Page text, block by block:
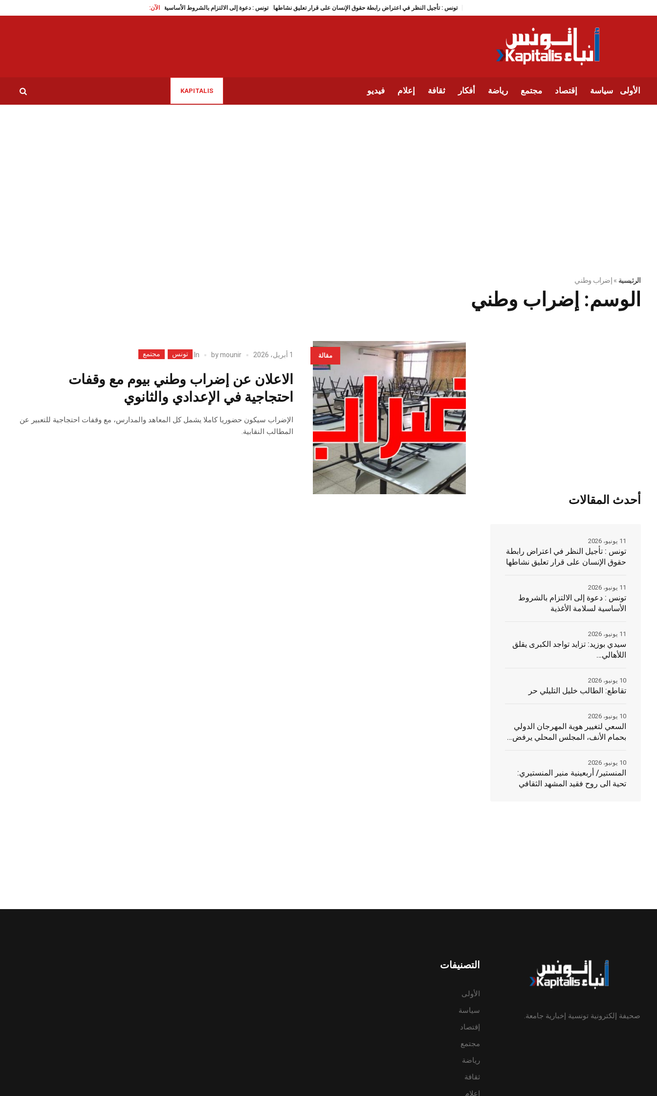
الآن: تونس : تأجيل النظر في اعتراض رابطة حقوق الإنسان على قرار تعليق نشاطها تونس : دعوة إلى الالتزام بالشروط الأساسية لسلامة الأغذية
الأولى سياسة إقتصاد مجتمع رياضة أفكار ثقافة إعلام فيديو KAPITALIS
الرئيسية »إضراب وطني
الوسم:إضراب وطني
مقالة 1 أبريل، 2026 bymounir
In تونس مجتمع
الاعلان عن إضراب وطني بيوم مع وقفات
احتجاجية في الإعدادي والثانوي
الإضراب سيكون حضوريا كاملا يشمل كل المعاهد والمدارس، مع وقفات احتجاجية للتعبير عن
المطالب النقابية.
أحدث المقالات
تونس : تأجيل النظر في اعتراض رابطة
حقوق الإنسان على قرار تعليق نشاطها
11 يونيو، 2026
تونس : دعوة إلى الالتزام بالشروط
الأساسية لسلامة الأغذية
11 يونيو، 2026
سيدي بوزيد: تزايد تواجد الكبرى يقلق
اللأهالي…
11 يونيو، 2026
تقاطع: الطالب خليل التليلي حر
10 يونيو، 2026
السعي لتغيير هوية المهرجان الدولي
بحمام الأنف، المجلس المحلي يرفض…
10 يونيو، 2026
المنستير/ أربعينية منير المنستيري:
تحية الى روح فقيد المشهد الثقافي
10 يونيو، 2026
صحيفة إلكترونية تونسية إخبارية جامعة.
التصنيفات
الأولى
سياسة
إقتصاد
مجتمع
رياضة
ثقافة
إعلام